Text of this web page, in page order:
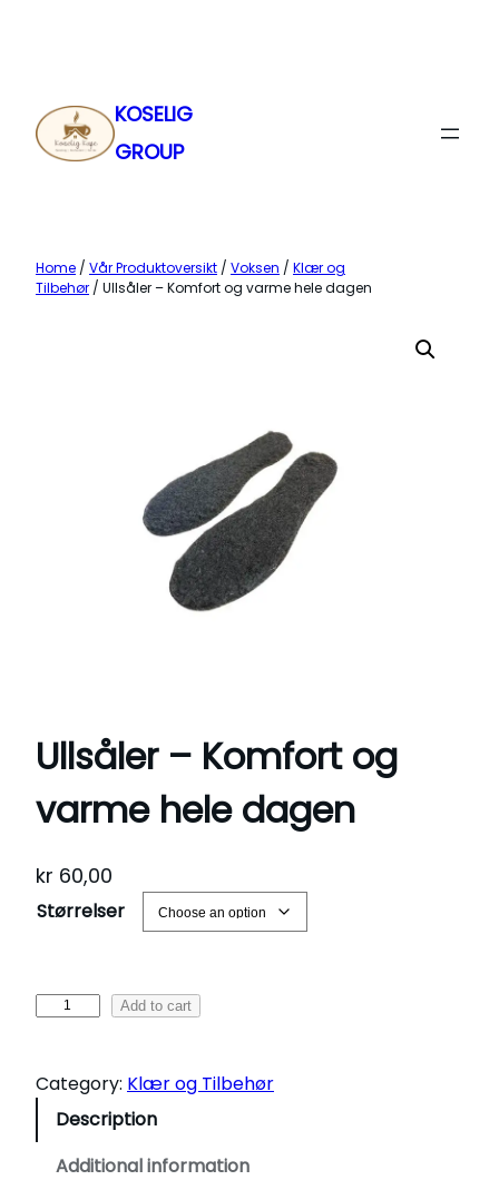
KOSELIG
GROUP
Home / Vår Produktoversikt / Voksen / Klær og
Tilbehør / Ullsåler – Komfort og varme hele dagen
Ullsåler – Komfort og
varme hele dagen
kr 60,00
Størrelser
s
l
Add to cart
Category: Klær og Tilbehør
Description
Additional information